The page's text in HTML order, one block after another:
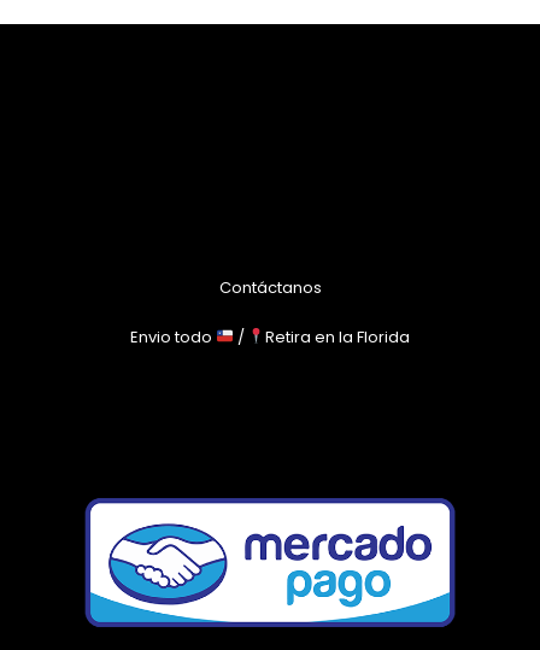
Contáctanos
Envio todo / Retira en la Florida